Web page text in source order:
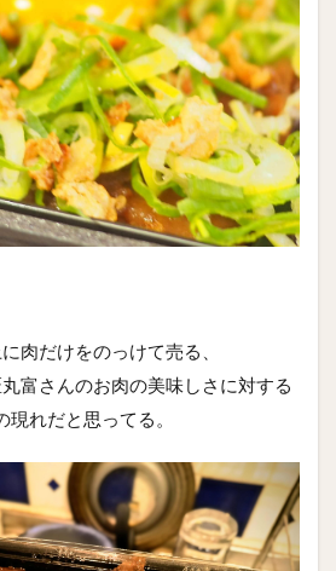
肉だけをのっけて売る、
富さんのお肉の美味しさに対する
現れだと思ってる。